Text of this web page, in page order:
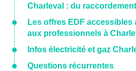
Charleval : du
Les offres EDF
aux professionnels à
Infos électricité et gaz
Questions récurrentes